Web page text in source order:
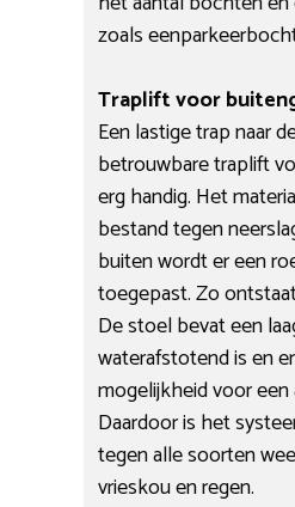
zoals
Traplift voor
Een lastige trap naar
betrouwbare traplift
erg handig. Het
bestand tegen
buiten wordt er een
toegepast. Zo
De stoel bevat een
waterafstotend is en
mogelijkheid voor
Daardoor is het
tegen alle soorten
vrieskou en regen.